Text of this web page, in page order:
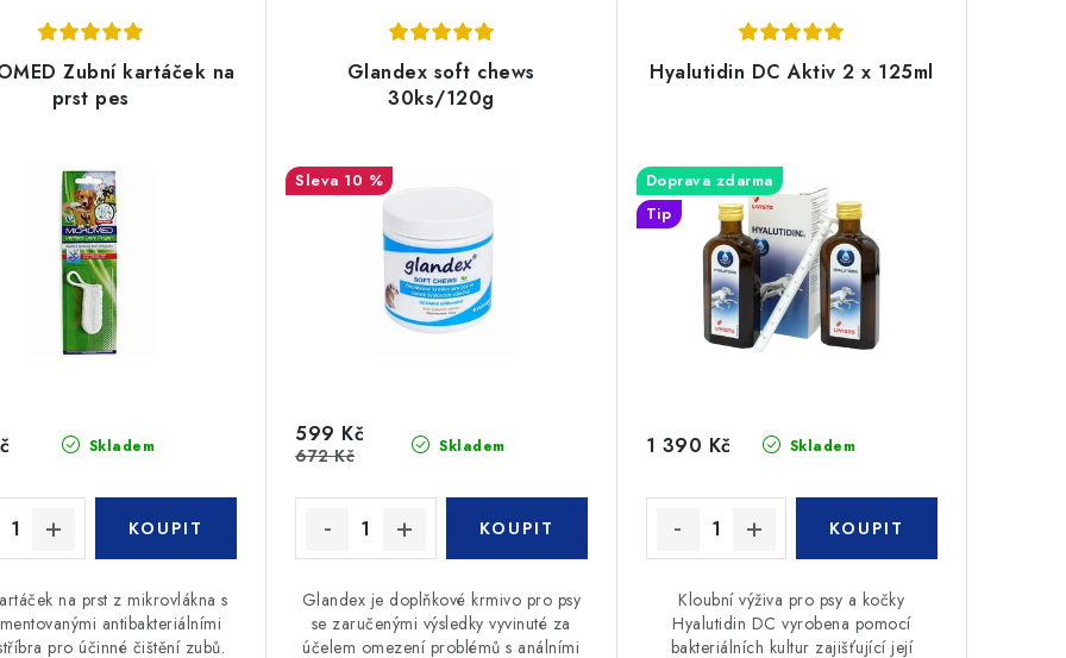
Zubní kartáček na
prst pes
Skladem
na prst z mikrovlákna s
antibakteriálními
pro účinné čištění zubů.
Glandex soft chews
30ks/120g
10 %
Skladem
599 Kč
672 Kč
Glandex je doplňkové krmivo pro psy
se zaručenými výsledky vyvinuté za
účelem omezení problémů s análními
Hyalutidin DC Aktiv 2 x 125ml
Doprava zdarma
Tip
Skladem
1 390 Kč
Kloubní výživa pro psy a kočky
Hyalutidin DC vyrobena pomocí
bakteriálních kultur zajišťující její